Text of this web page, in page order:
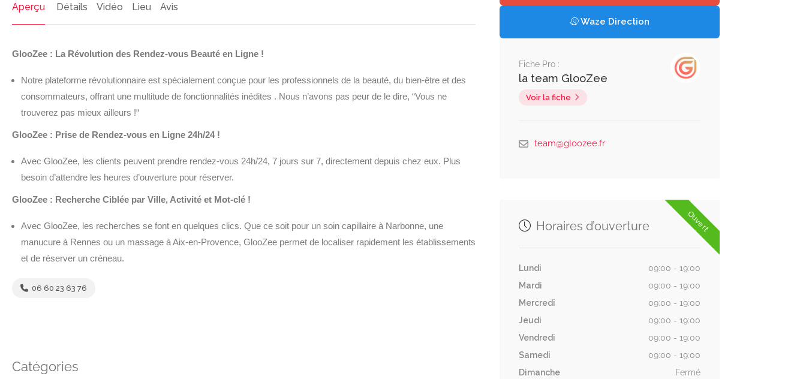
Aperçu Détails Vidéo Lieu Avis
GlooZee : La Révolution des Rendez-vous Beauté en Ligne !
Notre plateforme révolutionnaire est spécialement conçue pour les professionnels de la beauté, du bien-être et des
consommateurs, offrant une multitude de fonctionnalités inédites . Nous n’avons pas peur de le dire, “Vous ne
trouverez pas mieux ailleurs !“
GlooZee : Prise de Rendez-vous en Ligne 24h/24 !
Avec GlooZee, les clients peuvent prendre rendez-vous 24h/24, 7 jours sur 7, directement depuis chez eux. Plus
besoin d’attendre les heures d’ouverture pour réserver.
GlooZee : Recherche Ciblée par Ville, Activité et Mot-clé !
Avec GlooZee, les recherches se font en quelques clics. Que ce soit pour un soin capillaire à Narbonne, une
manucure à Rennes ou un massage à Aix-en-Provence, GlooZee permet de localiser rapidement les établissements
et de réserver un créneau.
06 60 23 63 76
Catégories
Waze Direction
Fiche Pro :
la team GlooZee
Voir la fiche
team@gloozee.fr
Ouvert
Horaires d’ouverture
Lundi
09:00 - 19:00
Mardi
09:00 - 19:00
Mercredi
09:00 - 19:00
Jeudi
09:00 - 19:00
Vendredi
09:00 - 19:00
Samedi
09:00 - 19:00
Dimanche
Fermé